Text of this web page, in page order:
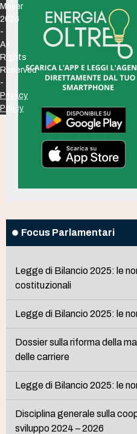
Focus Parlamentari
Legge di Bilancio 2025: le
costituzionali
Legge di Bilancio 2025: le
Dossier sulla riforma della
delle carriere
Legge di Bilancio 2025: le
Disciplina generale sulla
sviluppo 2024 – 2026
Maker
2026
-
All
Rights
Reserved
-
Privacy
Policy